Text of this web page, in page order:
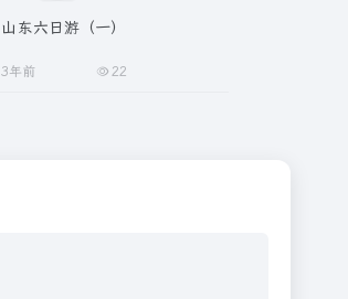
山东六日游（一）
3年前 22